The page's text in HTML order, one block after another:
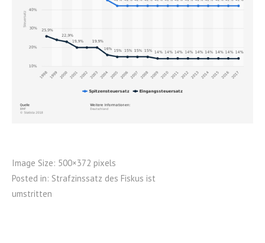
Image Size: 500×372 pixels
Posted in: Strafzinssatz des Fiskus ist
umstritten